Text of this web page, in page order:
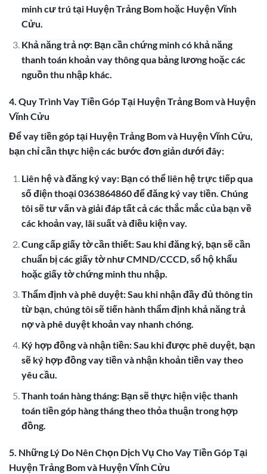
minh cư trú tại Huyện Trảng Bom hoặc Huyện Vĩnh
Cửu.
Khả năng trả nợ: Bạn cần chứng minh có khả năng
thanh toán khoản vay thông qua bảng lương hoặc các
nguồn thu nhập khác.
4. Quy Trình Vay Tiền Góp Tại Huyện Trảng Bom và Huyện
Vĩnh Cửu
Để vay tiền góp tại Huyện Trảng Bom và Huyện Vĩnh Cửu,
bạn chỉ cần thực hiện các bước đơn giản dưới đây:
Liên hệ và đăng ký vay: Bạn có thể liên hệ trực tiếp qua
số điện thoại 0363864860 để đăng ký vay tiền. Chúng
tôi sẽ tư vấn và giải đáp tất cả các thắc mắc của bạn về
các khoản vay, lãi suất và điều kiện vay.
Cung cấp giấy tờ cần thiết: Sau khi đăng ký, bạn sẽ cần
chuẩn bị các giấy tờ như CMND/CCCD, sổ hộ khẩu
hoặc giấy tờ chứng minh thu nhập.
Thẩm định và phê duyệt: Sau khi nhận đầy đủ thông tin
từ bạn, chúng tôi sẽ tiến hành thẩm định khả năng trả
nợ và phê duyệt khoản vay nhanh chóng.
Ký hợp đồng và nhận tiền: Sau khi được phê duyệt, bạn
sẽ ký hợp đồng vay tiền và nhận khoản tiền vay theo
yêu cầu.
Thanh toán hàng tháng: Bạn sẽ thực hiện việc thanh
toán tiền góp hàng tháng theo thỏa thuận trong hợp
đồng.
5. Những Lý Do Nên Chọn Dịch Vụ Cho Vay Tiền Góp Tại
Huyện Trảng Bom và Huyện Vĩnh Cửu